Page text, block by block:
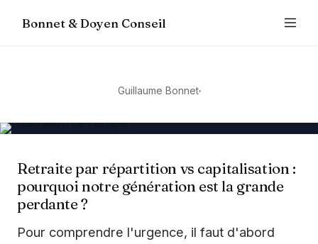
Bonnet & Doyen Conseil
Guillaume Bonnet
Retraite par répartition vs capitalisation :
pourquoi notre génération est la grande
perdante ?
Pour comprendre l'urgence, il faut d'abord